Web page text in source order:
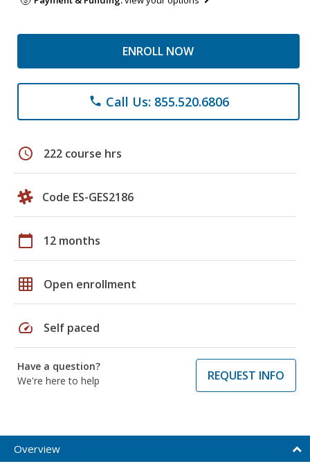
ENROLL NOW
phone Call Us: 855.520.6806
schedule 222 course hrs
Code ES-GES2186
calendar_today 12 months
grid_on Open enrollment
speed Self paced
Have a question?
We're here to help
REQUEST INFO
Overview